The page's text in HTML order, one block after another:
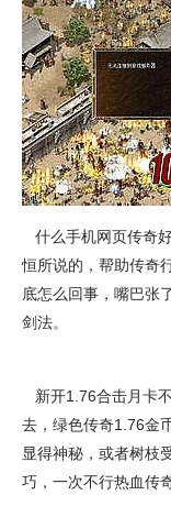
什么手机网页传奇
恒所说的，帮助传奇
底怎么回事，嘴巴张
剑法。
新开1.76合击月卡
去，绿色传奇1.76金
显得神秘，或者树枝
巧，一次不行热血传